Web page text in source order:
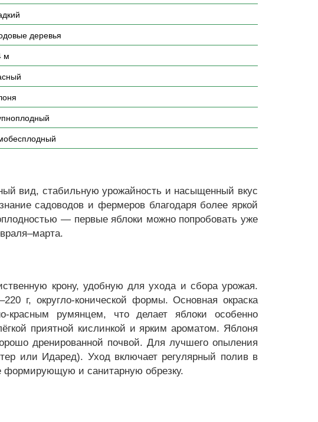
деревья
м
вид, стабильную урожайность и насыщенный вкус
садоводов и фермеров благодаря более яркой
— первые яблоки можно попробовать уже
крону, удобную для ухода и сбора урожая.
г, округло-конической формы. Основная окраска
румянцем, что делает яблоки особенно
приятной кислинкой и ярким ароматом. Яблоня
дренированной почвой. Для лучшего опыления
или Идаред). Уход включает регулярный полив в
формирующую и санитарную обрезку.